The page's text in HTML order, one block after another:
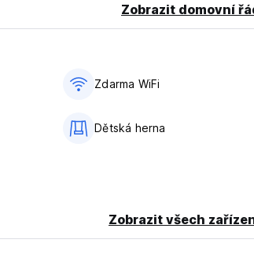
Zobrazit domovní
Zdarma WiFi
Dětská herna
Zobrazit všech